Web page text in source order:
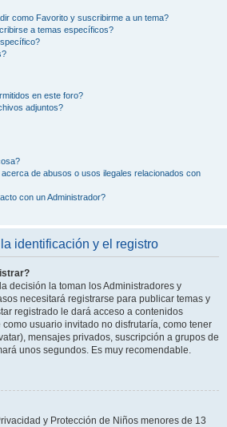
como Favorito y suscribirme a un tema?
a temas específicos?
en este foro?
adjuntos?
de abusos o usos ilegales relacionados con
con un Administrador?
identificación y el registro
decisión la toman los Administradores y
necesitará registrarse para publicar temas y
registrado le dará acceso a contenidos
usuario invitado no disfrutaría, como tener
mensajes privados, suscripción a grupos de
unos segundos. Es muy recomendable.
y Protección de Niños menores de 13